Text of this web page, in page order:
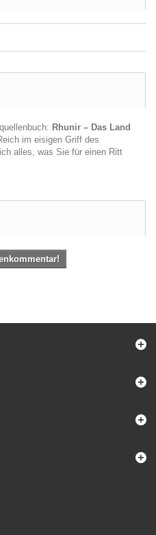
Rhunir – Das Land
im eisigen Griff des
alles, was Sie für einen Ritt